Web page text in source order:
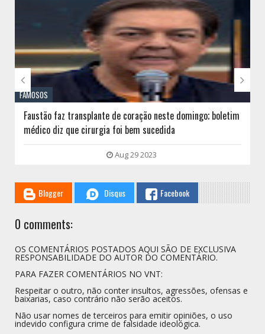
FAMOSOS
Faustão faz transplante de coração neste domingo; boletim
médico diz que cirurgia foi bem sucedida
Aug 29 2023
 
Blogger Disqus Facebook
0 comments:
OS COMENTÁRIOS POSTADOS AQUI SÃO DE EXCLUSIVA
RESPONSABILIDADE DO AUTOR DO COMENTÁRIO.
PARA FAZER COMENTÁRIOS NO VNT:
Respeitar o outro, não conter insultos, agressões, ofensas e
baixarias, caso contrário não serão aceitos.
Não usar nomes de terceiros para emitir opiniões, o uso
indevido configura crime de falsidade ideológica.